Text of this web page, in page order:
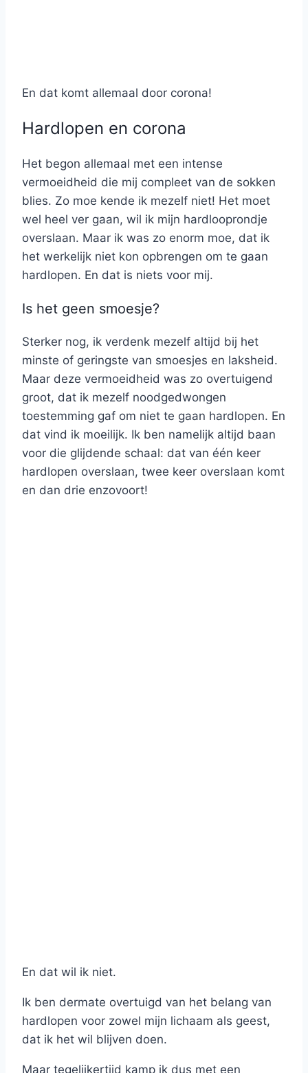
En dat komt allemaal door corona!
Hardlopen en corona
Het begon allemaal met een intense
vermoeidheid die mij compleet van de sokken
blies. Zo moe kende ik mezelf niet! Het moet
wel heel ver gaan, wil ik mijn hardlooprondje
overslaan. Maar ik was zo enorm moe, dat ik
het werkelijk niet kon opbrengen om te gaan
hardlopen. En dat is niets voor mij.
Is het geen smoesje?
Sterker nog, ik verdenk mezelf altijd bij het
minste of geringste van smoesjes en laksheid.
Maar deze vermoeidheid was zo overtuigend
groot, dat ik mezelf noodgedwongen
toestemming gaf om niet te gaan hardlopen. En
dat vind ik moeilijk. Ik ben namelijk altijd baan
voor die glijdende schaal: dat van één keer
hardlopen overslaan, twee keer overslaan komt
en dan drie enzovoort!
En dat wil ik niet.
Ik ben dermate overtuigd van het belang van
hardlopen voor zowel mijn lichaam als geest,
dat ik het wil blijven doen.
Maar tegelijkertijd kamp ik dus met een